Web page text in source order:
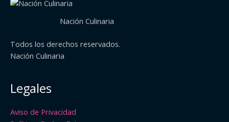
Nación Culinaria
Todos los derechos reservados.
Nación Culinaria
Legales
Aviso de Privacidad